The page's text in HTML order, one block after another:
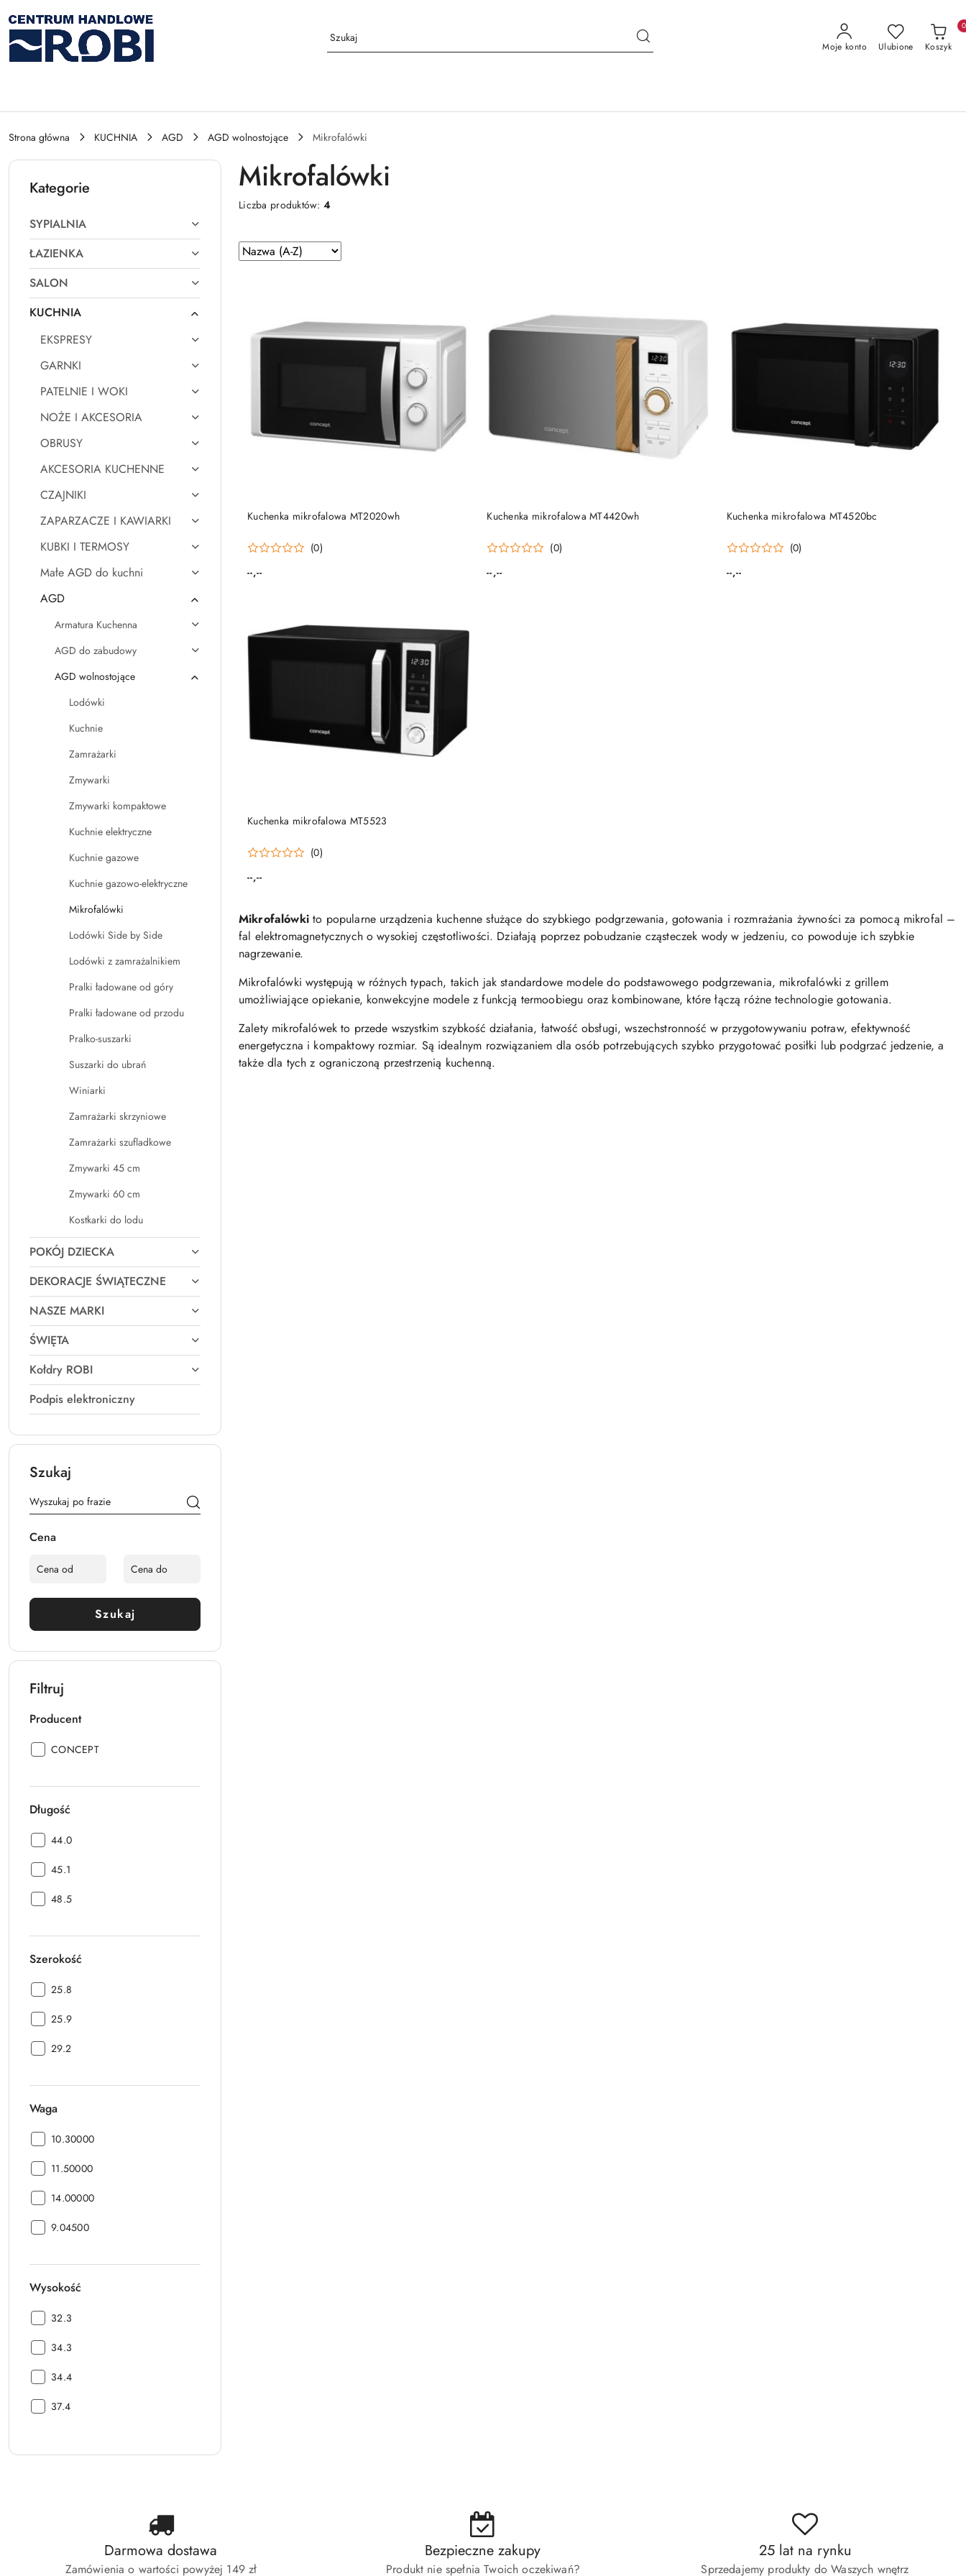
Przejdź do treści głównej
Przejdź do wyszukiwarki
Przejdź do moje konto
Przejdź do menu głównego
Przejdź do stopki
Moje konto Ulubione Koszyk
0
Strona główna KUCHNIA AGD AGD wolnostojące Mikrofalówki
Kategorie
SYPIALNIA
ŁAZIENKA
SALON
KUCHNIA
EKSPRESY
GARNKI
PATELNIE I WOKI
NOŻE I AKCESORIA
OBRUSY
AKCESORIA KUCHENNE
CZAJNIKI
ZAPARZACZE I KAWIARKI
KUBKI I TERMOSY
Małe AGD do kuchni
AGD
Armatura Kuchenna
AGD do zabudowy
AGD wolnostojące
Lodówki
Kuchnie
Zamrażarki
Zmywarki
Zmywarki kompaktowe
Kuchnie elektryczne
Kuchnie gazowe
Kuchnie gazowo-elektryczne
Mikrofalówki
Lodówki Side by Side
Lodówki z zamrażalnikiem
Pralki ładowane od góry
Pralki ładowane od przodu
Pralko-suszarki
Suszarki do ubrań
Winiarki
Zamrażarki skrzyniowe
Zamrażarki szufladkowe
Zmywarki 45 cm
Zmywarki 60 cm
Kostkarki do lodu
POKÓJ DZIECKA
DEKORACJE ŚWIĄTECZNE
NASZE MARKI
ŚWIĘTA
Kołdry ROBI
Podpis elektroniczny
Szukaj
Cena
Szukaj
Filtruj
Producent
Producent:
CONCEPT
Długość
Długość:
44.0
Długość:
45.1
Długość:
48.5
Szerokość
Szerokość:
25.8
Szerokość:
25.9
Szerokość:
29.2
Waga
Waga:
10.30000
Waga:
11.50000
Waga:
14.00000
Waga:
9.04500
Wysokość
Wysokość:
32.3
Wysokość:
34.3
Wysokość:
34.4
Wysokość:
37.4
Mikrofalówki
Liczba produktów:4
Zastosowano
sortowanie:
Sortuj
według
Kuchenka mikrofalowa MT2020wh
(0)
Cena:
--,--
PRODUKT NIEDOSTĘPNY Kuchenka mikrofalowa MT4420wh
(0)
Cena:
--,--
PRODUKT NIEDOSTĘPNY Kuchenka mikrofalowa MT4520bc
(0)
Cena:
--,--
PRODUKT NIEDOSTĘPNY
Kuchenka mikrofalowa MT5523
(0)
Cena:
--,--
PRODUKT NIEDOSTĘPNY
Mikrofalówkito popularne urządzenia kuchenne służące do szybkiego podgrzewania, gotowania i rozmrażania żywności za pomocą mikrofal –
fal elektromagnetycznych o wysokiej częstotliwości. Działają poprzez pobudzanie cząsteczek wody w jedzeniu, co powoduje ich szybkie
nagrzewanie.
Mikrofalówki występują w różnych typach, takich jak standardowe modele do podstawowego podgrzewania, mikrofalówki z grillem
umożliwiające opiekanie, konwekcyjne modele z funkcją termoobiegu oraz kombinowane, które łączą różne technologie gotowania.
Zalety mikrofalówek to przede wszystkim szybkość działania, łatwość obsługi, wszechstronność w przygotowywaniu potraw, efektywność
energetyczna i kompaktowy rozmiar. Są idealnym rozwiązaniem dla osób potrzebujących szybko przygotować posiłki lub podgrzać jedzenie, a
także dla tych z ograniczoną przestrzenią kuchenną.
Darmowa dostawa
Zamówienia o wartości powyżej 149 zł
Bezpieczne zakupy
Produkt nie spełnia Twoich oczekiwań?
25 lat na rynku
Sprzedajemy produkty do Waszych wnętrz